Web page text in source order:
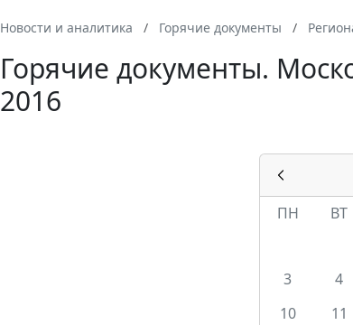
Новости и аналитика Горячие документы
Горячие документы.
2016
ПН
ВТ
3
4
10
11